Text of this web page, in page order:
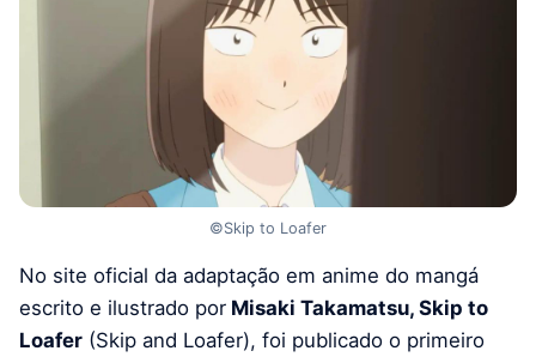
©Skip to Loafer
No site oficial da adaptação em anime do mangá
escrito e ilustrado por Misaki Takamatsu, Skip to
Loafer (Skip and Loafer), foi publicado o primeiro